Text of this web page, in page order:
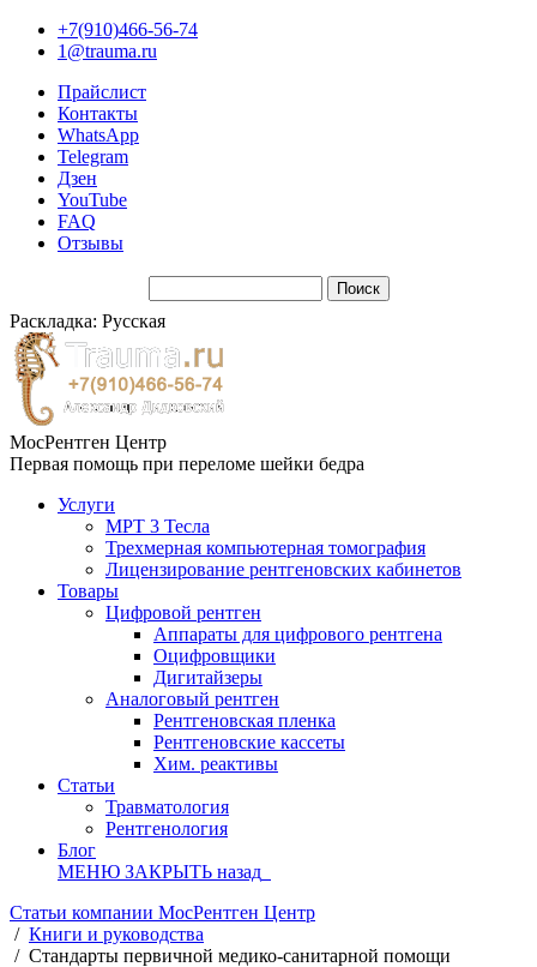
+7(910)466-56-74
1@trauma.ru
Прайслист
Контакты
WhatsApp
Telegram
Дзен
YouTube
FAQ
Отзывы
Раскладка: Русская
МосРентген Центр
Первая помощь при переломе шейки бедра
Услуги
МРТ 3 Тесла
Трехмерная компьютерная томография
Лицензирование рентгеновских кабинетов
Товары
Цифровой рентген
Аппараты для цифрового рентгена
Оцифровщики
Дигитайзеры
Аналоговый рентген
Рентгеновская пленка
Рентгеновские кассеты
Хим. реактивы
Статьи
Травматология
Рентгенология
Блог
МЕНЮ ЗАКРЫТЬ назад
Статьи компании МосРентген Центр
/ Книги и руководства
/ Стандарты первичной медико-санитарной помощи